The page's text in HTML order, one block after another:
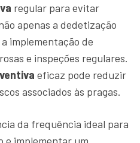
regular para evitar
apenas a dedetização
implementação de
e inspeções regulares.
eficaz pode reduzir
associados às pragas.
da frequência ideal para